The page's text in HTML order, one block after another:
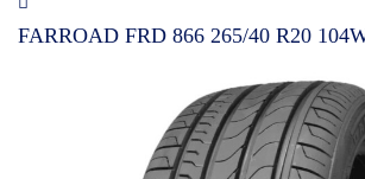
FARROAD FRD 866 265/40 R20